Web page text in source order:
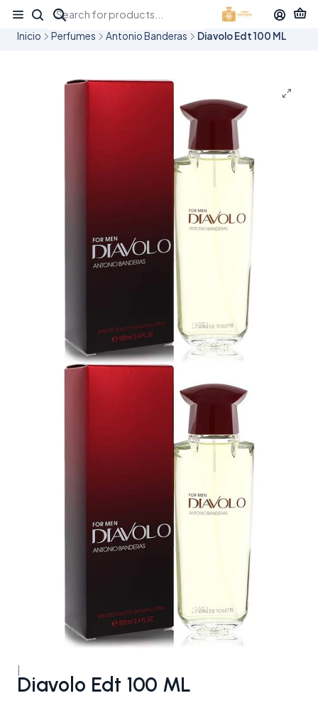
¡APROVECHA NUESTRAS OFERTAS EN TUBBEES ESTE DÍA DEL NIÑO!
Inicio Perfumes Antonio Banderas Diavolo Edt 100 ML
Diavolo Edt 100 ML